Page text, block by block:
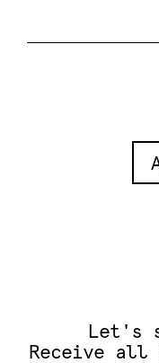
Post
Let's
Receive all